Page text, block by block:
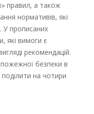
правил, а також
нормативів, які
У прописаних
які вимоги є
рекомендацій.
пожежної безпеки в
на чотири